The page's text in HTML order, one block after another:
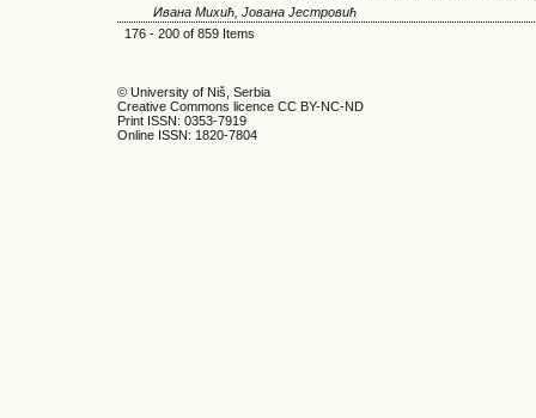
Ивана Михић, Јована Јестровић
176 - 200 of 859 Items
© University of Niš, Serbia
Creative Commons licence CC BY-NC-ND
Print ISSN: 0353-7919
Online ISSN: 1820-7804